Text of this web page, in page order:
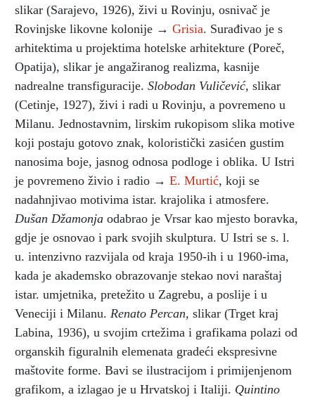
slikar (Sarajevo, 1926), živi u Rovinju, osnivač je
Rovinjske likovne kolonije → Grisia. Surađivao je s
arhitektima u projektima hotelske arhitekture (Poreč,
Opatija), slikar je angažiranog realizma, kasnije
nadrealne transfiguracije. Slobodan Vuličević, slikar
(Cetinje, 1927), živi i radi u Rovinju, a povremeno u
Milanu. Jednostavnim, lirskim rukopisom slika motive
koji postaju gotovo znak, koloristički zasićen gustim
nanosima boje, jasnog odnosa podloge i oblika. U Istri
je povremeno živio i radio → E. Murtić, koji se
nadahnjivao motivima istar. krajolika i atmosfere.
Dušan Džamonja odabrao je Vrsar kao mjesto boravka,
gdje je osnovao i park svojih skulptura. U Istri se s. l.
u. intenzivno razvijala od kraja 1950-ih i u 1960-ima,
kada je akademsko obrazovanje stekao novi naraštaj
istar. umjetnika, pretežito u Zagrebu, a poslije i u
Veneciji i Milanu. Renato Percan, slikar (Trget kraj
Labina, 1936), u svojim crtežima i grafikama polazi od
organskih figuralnih elemenata gradeći ekspresivne
maštovite forme. Bavi se ilustracijom i primijenjenom
grafikom, a izlagao je u Hrvatskoj i Italiji. Quintino